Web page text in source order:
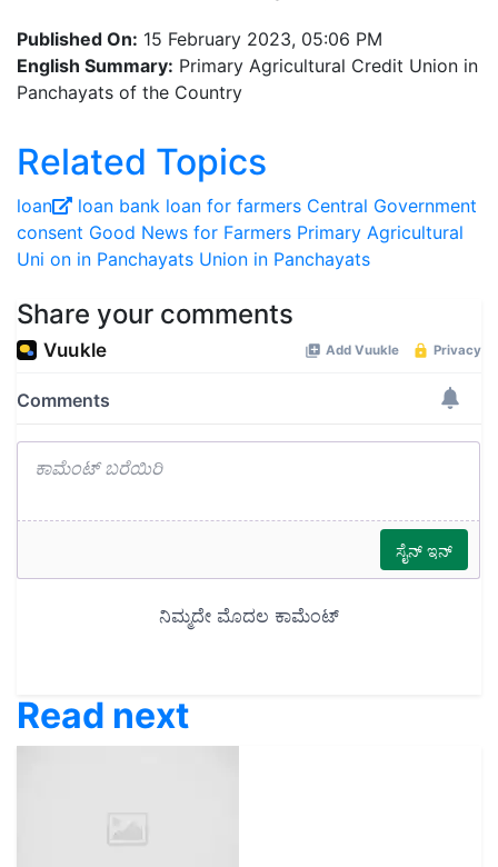
Published On: 15 February 2023, 05:06 PM
English Summary: Primary Agricultural Credit Union in
Panchayats of the Country
Related Topics
loan loan bank loan for farmers Central Government
consent Good News for Farmers Primary Agricultural
Uni on in Panchayats Union in Panchayats
Share your comments
Read next